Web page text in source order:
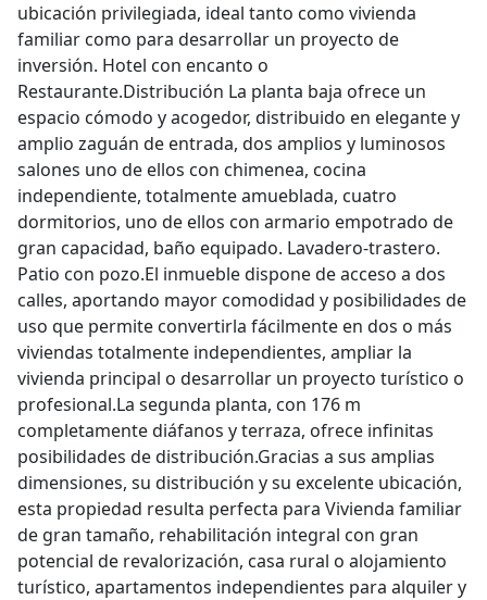
ubicación privilegiada, ideal tanto como vivienda
familiar como para desarrollar un proyecto de
inversión. Hotel con encanto o
Restaurante.Distribución La planta baja ofrece un
espacio cómodo y acogedor, distribuido en elegante y
amplio zaguán de entrada, dos amplios y luminosos
salones uno de ellos con chimenea, cocina
independiente, totalmente amueblada, cuatro
dormitorios, uno de ellos con armario empotrado de
gran capacidad, baño equipado. Lavadero-trastero.
Patio con pozo.El inmueble dispone de acceso a dos
calles, aportando mayor comodidad y posibilidades de
uso que permite convertirla fácilmente en dos o más
viviendas totalmente independientes, ampliar la
vivienda principal o desarrollar un proyecto turístico o
profesional.La segunda planta, con 176 m
completamente diáfanos y terraza, ofrece infinitas
posibilidades de distribución.Gracias a sus amplias
dimensiones, su distribución y su excelente ubicación,
esta propiedad resulta perfecta para Vivienda familiar
de gran tamaño, rehabilitación integral con gran
potencial de revalorización, casa rural o alojamiento
turístico, apartamentos independientes para alquiler y